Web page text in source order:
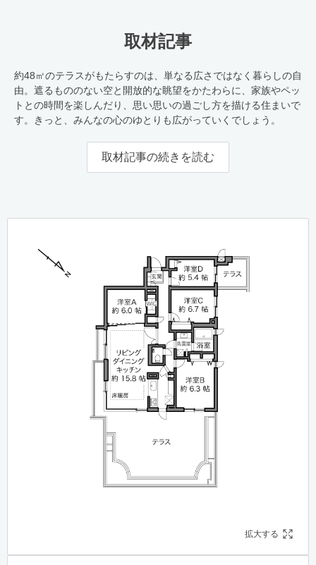
取材記事
約48㎡のテラスがもたらすのは、単なる広さではなく暮らしの自
由。遮るもののない空と開放的な眺望をかたわらに、家族やペッ
トとの時間を楽しんだり、思い思いの過ごし方を描ける住まいで
す。きっと、みんなの心のゆとりも広がっていくでしょう。
取材記事の続きを読む
拡大する